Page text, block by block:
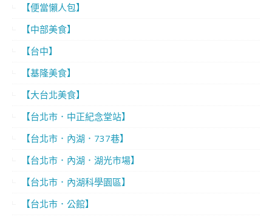
【便當懶人包】
【中部美食】
【台中】
【基隆美食】
【大台北美食】
【台北市．中正紀念堂站】
【台北市．內湖．737巷】
【台北市．內湖．湖光市場】
【台北市．內湖科學園區】
【台北市．公館】